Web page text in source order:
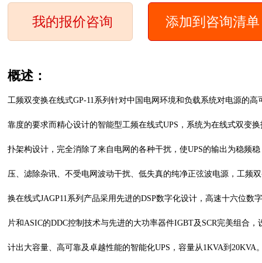
概述：
工频双变换在线式GP-11系列针对中国电网环境和负载系统对电源的高
靠度的要求而精心设计的智能型工频在线式UPS，系统为在线式双变换
扑架构设计，完全消除了来自电网的各种干扰，使UPS的输出为稳频稳
压、滤除杂讯、不受电网波动干扰、低失真的纯净正弦波电源，工频
换在线式JAGP11系列产品采用先进的DSP数字化设计，高速十六位数
片和ASIC的DDC控制技术与先进的大功率器件IGBT及SCR完美组合，
计出大容量、高可靠及卓越性能的智能化UPS，容量从1KVA到20KVA